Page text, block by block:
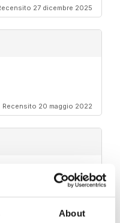
About
27 dicembre 2025
Recensito 20 maggio 2022
forever. Always
Recensito 07 marzo 2021